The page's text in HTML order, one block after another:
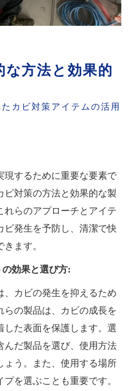
な方法と効果的
カビ対策アイテムの活用
現するために重要な要素で
ビ対策の方法と効果的な製
れらのアプローチとアイテ
ビ発生を予防し、清潔で快
ます。
効果と選び方:
、カビの発生を抑えるため
らの製品は、カビの成長を
した表面を保護します。選
んだ製品を選び、使用方法
ょう。また、使用する場所
を選ぶことも重要です。